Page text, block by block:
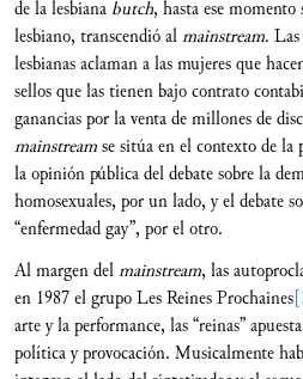
de la lesbiana butch, hasta ese
lesbiano, transcendió almainstream.
lesbianas aclaman a las mujeres que
sellosque las tienen bajo contrato
ganancias por la venta de millones de
mainstreamse sitúa en el contexto de la
la opinión pública del debate sobre la
homosexuales, por un lado, y el debate
“enfermedad gay”, por el otro.
Al margen delmainstream, las
en 1987 el grupo Les Reines Prochaines
arte y la performance, las “reinas”
política y provocación. Musicalmente